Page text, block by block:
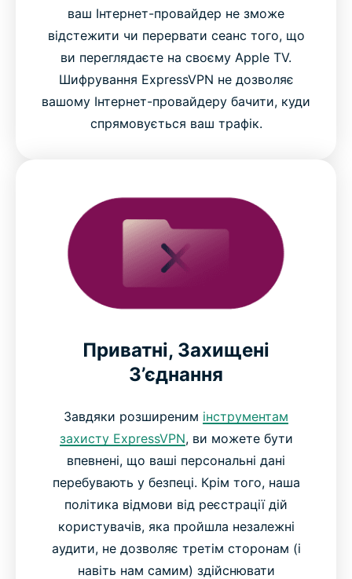
ваш Інтернет-провайдер не зможе
відстежити чи перервати сеанс того, що
ви переглядаєте на своєму Apple TV.
Шифрування ExpressVPN не дозволяє
вашому Інтернет-провайдеру бачити, куди
спрямовується ваш трафік.
Приватні, Захищені
З’єднання
Завдяки розширеним інструментам
захисту ExpressVPN, ви можете бути
впевнені, що ваші персональні дані
перебувають у безпеці. Крім того, наша
політика відмови від реєстрації дій
користувачів, яка пройшла незалежні
аудити, не дозволяє третім сторонам (і
навіть нам самим) здійснювати